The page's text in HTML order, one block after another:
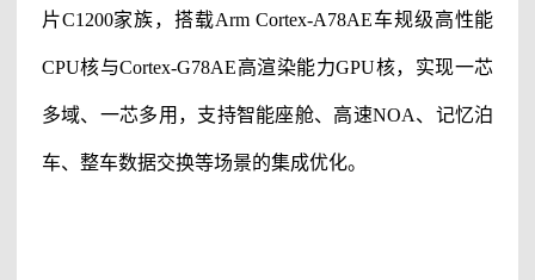
片C1200家族，搭载Arm Cortex-A78AE车规级高性能
CPU核与Cortex-G78AE高渲染能力GPU核，实现一芯
多域、一芯多用，支持智能座舱、高速NOA、记忆泊
车、整车数据交换等场景的集成优化。